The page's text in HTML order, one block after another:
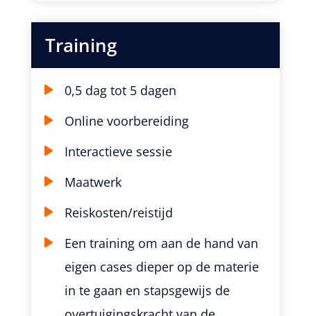
Training
0,5 dag tot 5 dagen
Online voorbereiding
Interactieve sessie
Maatwerk
Reiskosten/reistijd
Een training om aan de hand van
eigen cases dieper op de materie
in te gaan en stapsgewijs de